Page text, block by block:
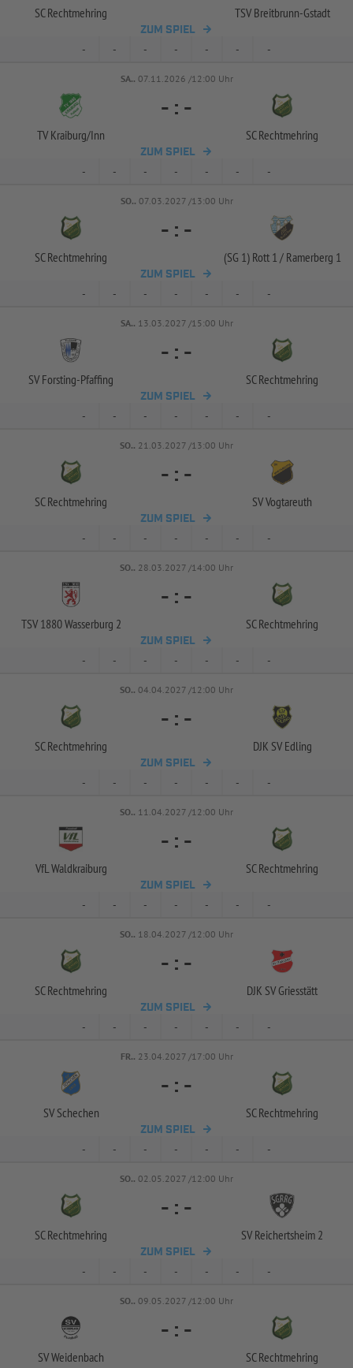
SC Rechtmehring TSV Breitbrunn-Gstadt
ZUM SPIEL
- - - - - - -
SA.. 07.11.2026 /12:00 Uhr
TV Kraiburg/Inn
- : -
SC Rechtmehring
ZUM SPIEL
- - - - - - -
SO.. 07.03.2027 /13:00 Uhr
SC Rechtmehring
- : -
(SG 1) Rott 1 /Ramerberg 1
ZUM SPIEL
- - - - - - -
SA.. 13.03.2027 /15:00 Uhr
SV Forsting-Pfaffing
- : -
SC Rechtmehring
ZUM SPIEL
- - - - - - -
SO.. 21.03.2027 /13:00 Uhr
SC Rechtmehring
- : -
SV Vogtareuth
ZUM SPIEL
- - - - - - -
SO.. 28.03.2027 /14:00 Uhr
TSV 1880 Wasserburg 2
- : -
SC Rechtmehring
ZUM SPIEL
- - - - - - -
SO.. 04.04.2027 /12:00 Uhr
SC Rechtmehring
- : -
DJK SV Edling
ZUM SPIEL
- - - - - - -
SO.. 11.04.2027 /12:00 Uhr
VfL Waldkraiburg
- : -
SC Rechtmehring
ZUM SPIEL
- - - - - - -
SO.. 18.04.2027 /12:00 Uhr
SC Rechtmehring
- : -
DJK SV Griesstätt
ZUM SPIEL
- - - - - - -
FR.. 23.04.2027 /17:00 Uhr
SV Schechen
- : -
SC Rechtmehring
ZUM SPIEL
- - - - - - -
SO.. 02.05.2027 /12:00 Uhr
SC Rechtmehring
- : -
SV Reichertsheim 2
ZUM SPIEL
- - - - - - -
SO.. 09.05.2027 /12:00 Uhr
SV Weidenbach
- : -
SC Rechtmehring